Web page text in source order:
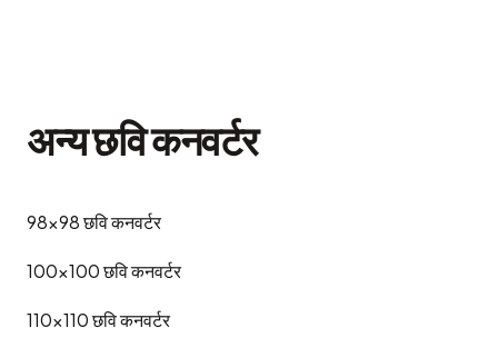
अन्य छवि कनवर्टर
98x98छवि कनवर्टर
100x100छवि कनवर्टर
110x110छवि कनवर्टर